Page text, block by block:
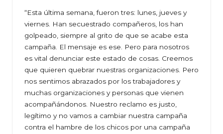
“Esta última semana, fueron tres: lunes, jueves y
viernes. Han secuestrado compañeros, los han
golpeado, siempre al grito de que se acabe esta
campaña. El mensaje es ese. Pero para nosotros
es vital denunciar este estado de cosas. Creemos
que quieren quebrar nuestras organizaciones. Pero
nos sentimos abrazados por los trabajadores y
muchas organizaciones y personas que vienen
acompañándonos. Nuestro reclamo es justo,
legítimo y no vamos a cambiar nuestra campaña
contra el hambre de los chicos por una campaña